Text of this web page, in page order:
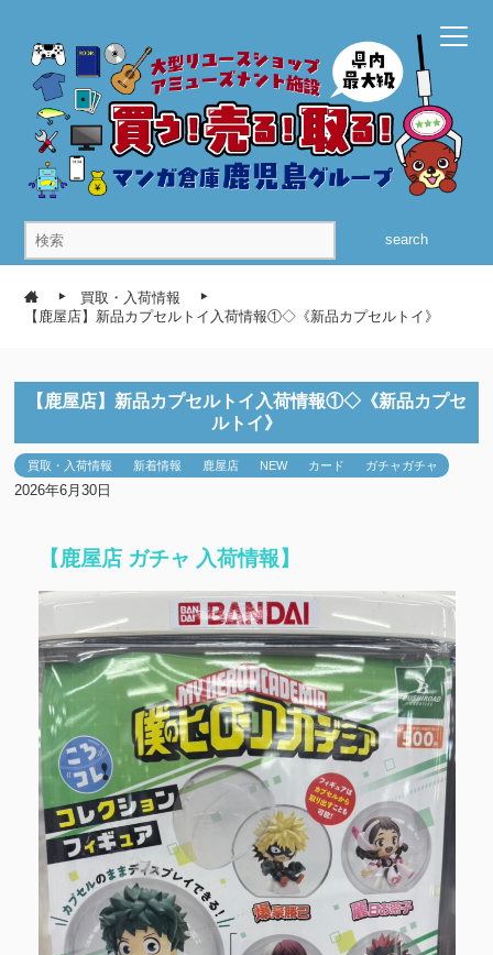
search
買取・入荷情報
【鹿屋店】新品カプセルトイ入荷情報①◇《新品カプセルトイ》
【鹿屋店】新品カプセルトイ入荷情報①◇《新品カプセ
ルトイ》
買取・入荷情報 新着情報 鹿屋店 NEW カード ガチャガチャ
2026年6月30日
【鹿屋店 ガチャ 入荷情報】